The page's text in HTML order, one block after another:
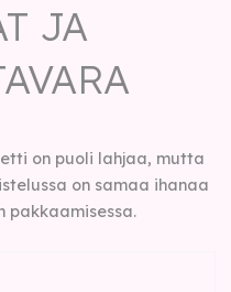
JA
on puoli lahjaa, mutta
on samaa ihanaa
pakkaamisessa.